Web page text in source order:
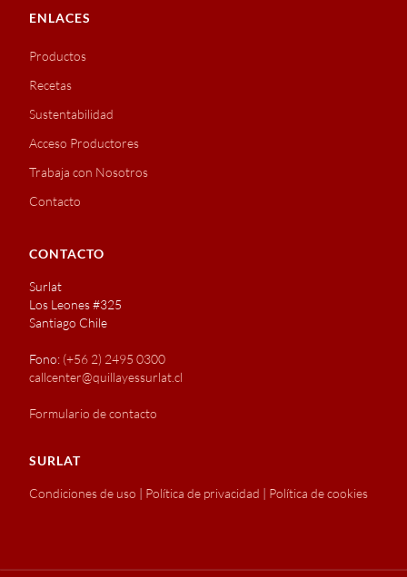
ENLACES
Productos
Recetas
Sustentabilidad
Acceso Productores
Trabaja con Nosotros
Contacto
CONTACTO
Surlat
Los Leones #325
Santiago Chile
Fono: (+56 2) 2495 0300
callcenter@quillayessurlat.cl
Formulario de contacto
SURLAT
Condiciones de uso | Política de privacidad | Política de cookies